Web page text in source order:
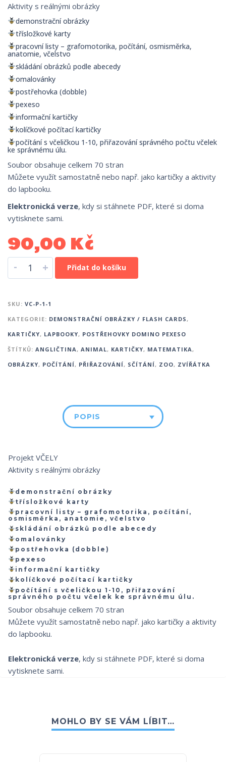
Aktivity s reálnými obrázky
demonstrační obrázky
třísložkové karty
pracovní listy – grafomotorika, počítání, osmisměrka,
anatomie, včelstvo
skládání obrázků podle abecedy
omalovánky
postřehovka (dobble)
pexeso
informační kartičky
kolíčkové počítací kartičky
počítání s včeličkou 1-10, přiřazování správného počtu včelek
ke správnému úlu.
Soubor obsahuje celkem 70 stran
Můžete využít samostatně nebo např. jako kartičky a aktivity
do lapbooku.
Elektronická verze, kdy si stáhnete PDF, které si doma
vytisknete sami.
90,00 Kč
- + Přidat do košíku
SKU: VC-P-1-1
KATEGORIE: DEMONSTRAČNÍ OBRÁZKY / FLASH CARDS ,
KARTIČKY, LAPBOOKY, POSTŘEHOVKY DOMINO PEXESO
ŠTÍTKŮ: ANGLIČTINA , ANIMAL, KARTIČKY, MATEMATIKA ,
OBRÁZKY, POČÍTÁNÍ, PŘIŘAZOVÁNÍ, SČÍTÁNÍ, ZOO, ZVÍŘÁTKA
POPIS
Projekt VČELY
Aktivity s reálnými obrázky
demonstrační obrázky
třísložkové karty
pracovní listy – grafomotorika, počítání,
osmisměrka, anatomie, včelstvo
skládání obrázků podle abecedy
omalovánky
postřehovka (dobble)
pexeso
informační kartičky
kolíčkové počítací kartičky
počítání s včeličkou 1-10, přiřazování
správného počtu včelek ke správnému úlu.
Soubor obsahuje celkem 70 stran
Můžete využít samostatně nebo např. jako kartičky a aktivity
do lapbooku.
Elektronická verze, kdy si stáhnete PDF, které si doma
vytisknete sami.
MOHLO BY SE VÁM LÍBIT…